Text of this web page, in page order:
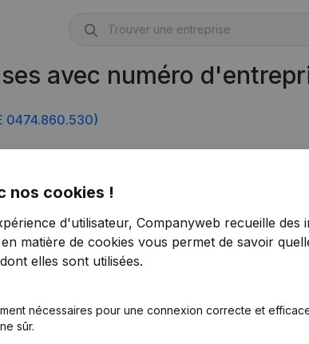
avec numéro
0474.860.530)
nos cookies !
d'utilisateur, Companyweb recueille
matière de cookies vous permet de savoir
elles sont utilisées.
nécessaires pour une connexion correcte et
sûr.